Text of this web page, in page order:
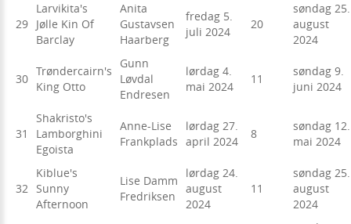
29
Larvikita's
Jølle Kin Of
Barclay
Anita
Gustavsen
Haarberg
fredag 5.
juli 2024
20
søndag 25.
august
2024
30
Trøndercairn's
King Otto
Gunn
Løvdal
Endresen
lørdag 4.
mai 2024
11
søndag 9.
juni 2024
31
Shakristo's
Lamborghini
Egoista
Anne-Lise
Frankplads
lørdag 27.
april 2024
8
søndag 12.
mai 2024
32
Kiblue's
Sunny
Afternoon
Lise Damm
Fredriksen
lørdag 24.
august
2024
11
søndag 25.
august
2024